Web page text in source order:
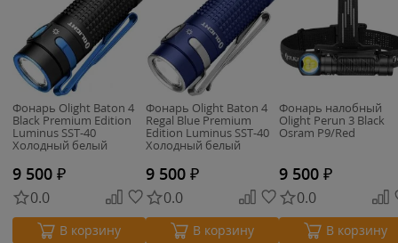
Фонарь Olight Baton 4
Black Premium Edition
Luminus SST-40
Холодный белый
9 500 ₽
0.0
В корзину
Фонарь Olight Baton 4
Regal Blue Premium
Edition Luminus SST-40
Холодный белый
9 500 ₽
0.0
В корзину
Фонарь налобный
Olight Perun 3 Black
Osram P9/Red
9 500 ₽
0.0
В корзину